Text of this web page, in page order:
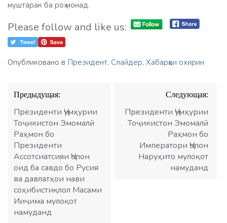
муштарак ба роҳ монад.
Please follow and like us:
Опубликовано в Президент, Слайдер, Хабарҳои охирин
Навигация
по
записям
Предыдущая:
Президенти Ҷумҳурии
Тоҷикистон Эмомалӣ
Раҳмон бо
Президенти
Ассотсиатсияи Ҷопон
оид ба савдо бо Русия
ва давлатҳои нави
соҳибистиқлол Масами
Ииҷима мулоқот
намуданд
Следующая:
Президенти Ҷумҳурии
Тоҷикистон Эмомалӣ
Раҳмон бо
Императори Ҷопон
Наруҳито мулоқот
намуданд